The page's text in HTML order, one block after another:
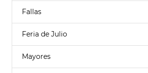
Fallas
Feria de Julio
Mayores